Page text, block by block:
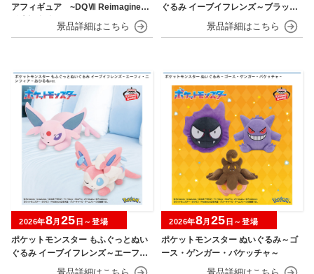
アフィギュア ~DQⅦ Reimagined
発売記念編~
ぐるみ イーブイフレンズ～ブラッキ
ー・リーフィア～おひるねver.
ポケットモンスター もふぐっとぬい
ぐるみ イーブイフレンズ～エーフ
ィ・ニンフィア～おひるねver.
2026年8月 25 日～登場
ポケットモンスター ぬいぐるみ～ゴ
ース・ゲンガー・バケッチャ～
2026年8月 25 日～登場